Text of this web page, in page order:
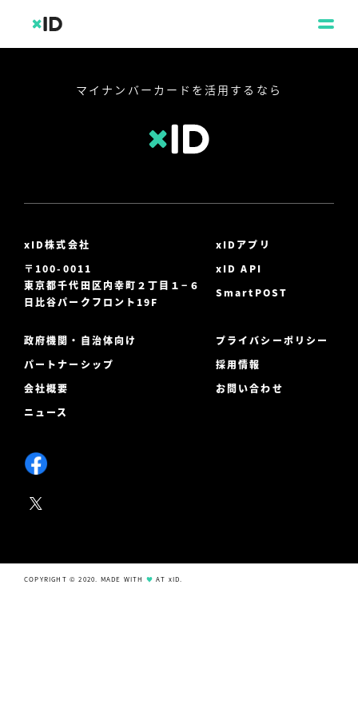
マイナンバーカードを活用するなら
xID株式会社
〒100-0011
東京都千代田区内幸町２丁目１−６
日比谷パークフロント19F
xIDアプリ
xID API
SmartPOST
政府機関・自治体向け
パートナーシップ
会社概要
ニュース
プライバシーポリシー
採用情報
お問い合わせ
COPYRIGHT © 2020. MADE WITH ♥AT xID.